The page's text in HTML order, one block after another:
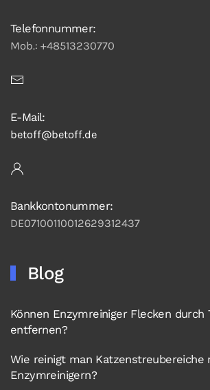
Telefonnummer:
Mob.: +48513230770
E-Mail:
betoff@betoff.de
Bankkontonummer:
DE07100110012629312437
Blog
Können Enzymreiniger Flecken durch
entfernen?
Wie reinigt man Katzenstreubereiche
Enzymreinigern?